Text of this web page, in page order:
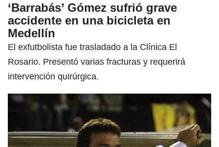
‘Barrabás’ Gómez sufrió grave
accidente en una bicicleta en
Medellín
El exfutbolista fue trasladado a la Clínica El
Rosario. Presentó varias fracturas y requerirá
intervención quirúrgica.